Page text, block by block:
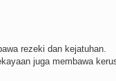
rezeki dan kejatuhan.
juga membawa